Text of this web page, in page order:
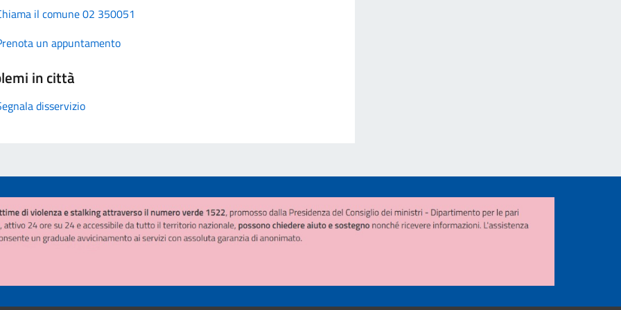
il comune 02 350051
un appuntamento
in città
disservizio